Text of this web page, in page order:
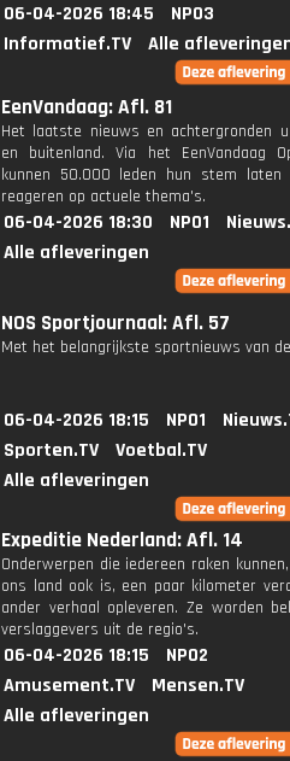
06-04-2026 18:45
NPO3
Informatief.TV
Alle
EenVandaag: Afl. 81
Het laatste nieuws en achtergronden
en buitenland. Via het EenVandaag
kunnen 50.000 leden hun stem laten
reageren op actuele thema's.
06-04-2026 18:30 NPO1
Alle afleveringen
NOS Sportjournaal: Afl. 57
Met het belangrijkste sportnieuws van
06-04-2026 18:15 NPO1
Sporten.TV
Voetbal.TV
Alle afleveringen
Expeditie Nederland: Afl. 14
Onderwerpen die iedereen raken
ons land ook is, een paar kilometer
ander verhaal opleveren. Ze worden
verslaggevers uit de regio's.
06-04-2026 18:15
NPO2
Amusement.TV
Mensen.TV
Alle afleveringen